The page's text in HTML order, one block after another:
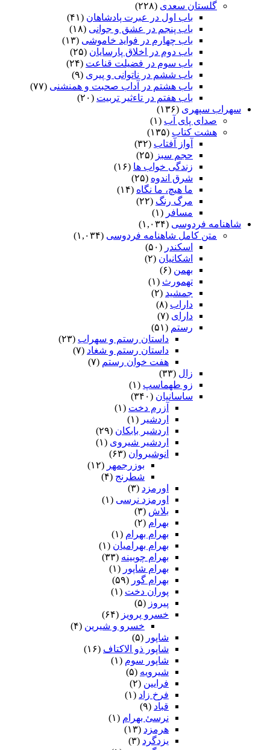
گلستان سعدی (۲۲۸)
باب اول در عبرت پادشاهان (۴۱)
باب پنجم در عشق و جوانى (۱۸)
باب چهارم در فواید خاموشى (۱۳)
باب دوم در اخلاق پارسایان (۲۵)
باب سوم در فضیلت قناعت (۲۴)
باب ششم در ناتوانى و پیرى (۹)
باب هشتم در آداب صحبت و همنشنى (۷۷)
باب هفتم در تاءثیر تربیت (۲۰)
سهراب سپهری (۱۳۶)
صدای پای آب (۱)
هشت کتاب (۱۳۵)
آواز آفتاب (۳۲)
حجم سبز (۲۵)
زندگی خواب ها (۱۶)
شرق اندوه (۲۵)
ما هیچ، ما نگاه (۱۴)
مرگ رنگ (۲۲)
مسافر (۱)
شاهنامه فردوسی (۱,۰۳۴)
متن کامل شاهنامه فردوسی (۱,۰۳۴)
اسکندر (۵۰)
اشکانیان (۲)
بهمن (۶)
تهمورث (۱)
جمشید (۲)
داراب (۸)
دارای (۷)
رستم (۵۱)
داستان رستم و سهراب (۲۳)
داستان رستم و شغاد (۷)
هفت خوان رستم‏ (۷)
زال (۳۳)
زو طهماسپ‏ (۱)
ساسانیان (۳۴۰)
آزرم دخت (۱)
اردشیر (۱)
اردشیر بابکان (۲۹)
اردشیر شیروی (۱)
انوشیروان (۶۳)
بوزرجمهر (۱۲)
شطرنج (۴)
اورمزد (۳)
اورمزد نرسى‏ (۱)
بلاش (۳)
بهرام (۲)
بهرام بهرام (۱)
بهرام بهرامیان‏ (۱)
بهرام چوبینه (۳۳)
بهرام شاپور (۱)
بهرام گور (۵۹)
پوران دخت (۱)
پیروز (۵)
خسرو پرویز (۶۴)
خسرو و شیرین (۴)
شاپور (۵)
شاپور ذو الاکتاف (۱۶)
شاپور سوم‏ (۱)
شیرویه (۵)
فرایین (۲)
فرخ زاد (۱)
قباد (۹)
نرسئ بهرام‏ (۱)
هرمزد (۱۳)
یزدگرد (۳)